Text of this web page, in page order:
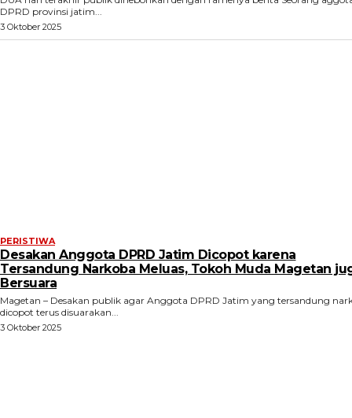
DPRD provinsi jatim...
3 Oktober 2025
PERISTIWA
Desakan Anggota DPRD Jatim Dicopot karena
Tersandung Narkoba Meluas, Tokoh Muda Magetan
Bersuara
Magetan – Desakan publik agar Anggota DPRD Jatim yang tersandung
dicopot terus disuarakan...
3 Oktober 2025